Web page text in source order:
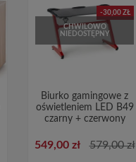
-30,00 ZŁ
CHWILOWO
NIEDOSTĘPNY
Biurko gamingowe z
oświetleniem LED B49
czarny + czerwony
549,00 zł 579,00 zł